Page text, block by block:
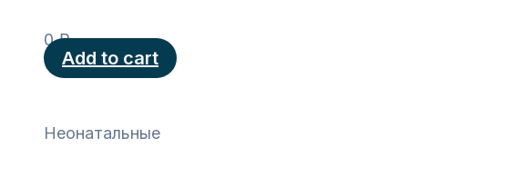
0₽
Add to cart
Неонатальные